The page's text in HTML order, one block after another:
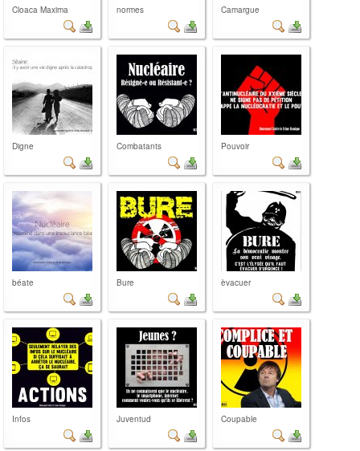
Cloaca Maxima normes Camargue
Digne Combatants Pouvoir
béate Bure èvacuer
Infos Juventud Coupable